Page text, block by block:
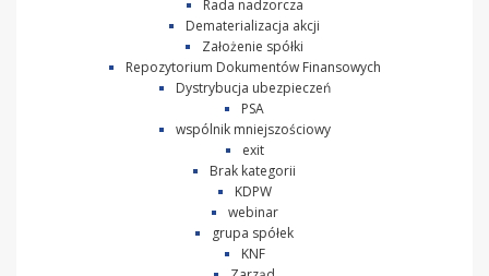
Rada nadzorcza
Dematerializacja akcji
Założenie spółki
Repozytorium Dokumentów Finansowych
Dystrybucja ubezpieczeń
PSA
wspólnik mniejszościowy
exit
Brak kategorii
KDPW
webinar
grupa spółek
KNF